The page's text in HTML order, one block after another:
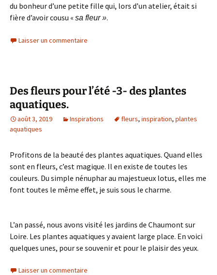
du bonheur d’une petite fille qui, lors d’un atelier, était si
fière d’avoir cousu « sa fleur ».
Laisser un commentaire
Des fleurs pour l’été -3- des plantes
aquatiques.
août 3, 2019 Inspirations fleurs, inspiration, plantes
aquatiques
Profitons de la beauté des plantes aquatiques. Quand elles
sont en fleurs, c’est magique. Il en existe de toutes les
couleurs. Du simple nénuphar au majestueux lotus, elles me
font toutes le même effet, je suis sous le charme.
L’an passé, nous avons visité les jardins de Chaumont sur
Loire. Les plantes aquatiques y avaient large place. En voici
quelques unes, pour se souvenir et pour le plaisir des yeux.
Laisser un commentaire